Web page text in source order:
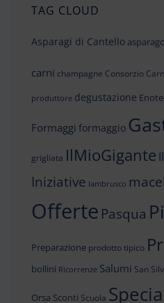
TAG CLOUD
Asparagi di Cantello asparago
carni champagne Consorzio
produttore degustazione
Formaggi formaggio
grigliata IlMioGigante
Iniziative lambrusco
Offerte Pasqua
Preparazione prodotto tipico
bollini Ricorrenze Salumi San
Orsa Sconti Scuola